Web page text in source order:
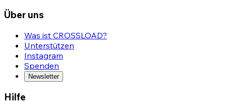
Über uns
Was ist CROSSLOAD?
Unterstützen
Instagram
Spenden
Newsletter
Hilfe